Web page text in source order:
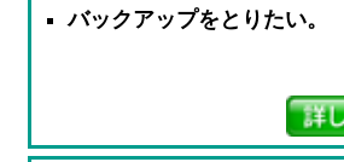
バックアップをとりたい。